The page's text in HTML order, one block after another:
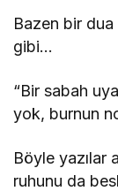
Bazen bir dua
gibi…
“Bir sabah
yok, burnun
Böyle yazılar
ruhunu da